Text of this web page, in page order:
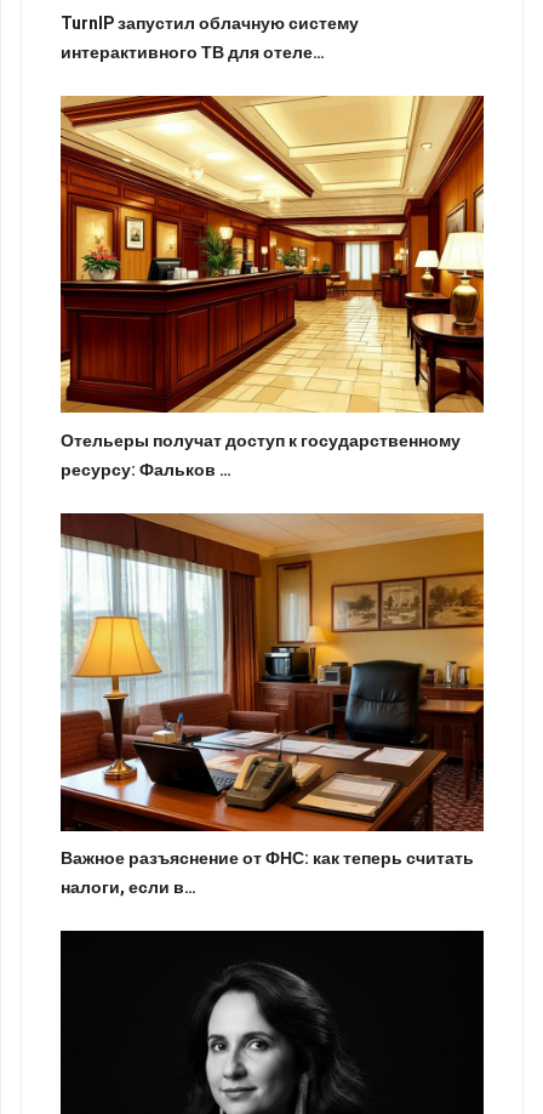
TurnIP запустил облачную систему
интерактивного ТВ для отеле…
Отельеры получат доступ к государственному
ресурсу: Фальков …
Важное разъяснение от ФНС: как теперь считать
налоги, если в…